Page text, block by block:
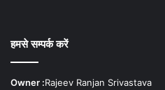
हमसे सम्पर्क करें
Owner :Rajeev Ranjan Srivastava